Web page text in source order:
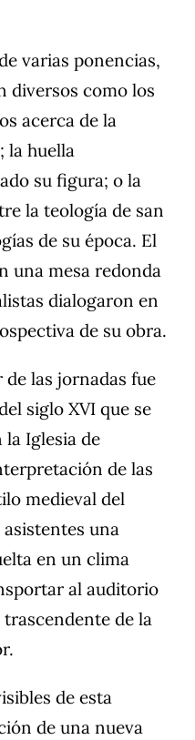
varias ponencias,
diversos como los
acerca de la
la huella
su figura; o la
la teología de san
de su época. El
una mesa redonda
dialogaron en
de su obra.
las jornadas fue
siglo XVI que se
Iglesia de
de las
medieval del
una
en un clima
al auditorio
de la
de esta
de una nueva